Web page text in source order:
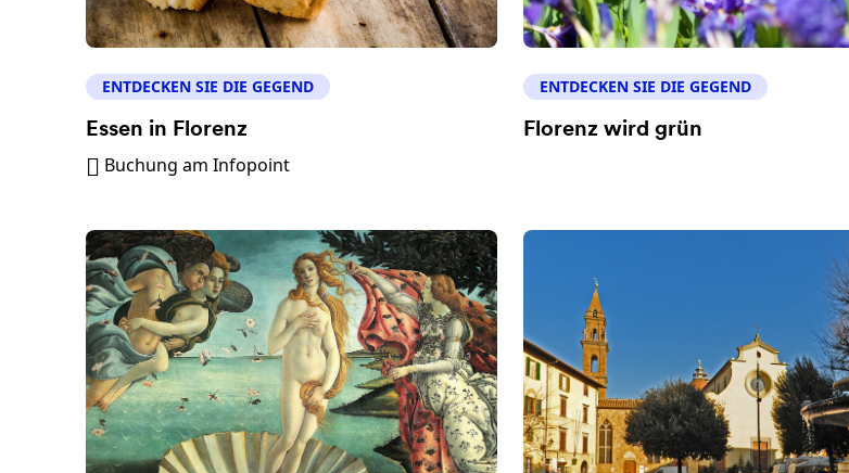
ENTDECKEN SIE DIE GEGEND
Essen in Florenz
Buchung am Infopoint
ENTDECKEN SIE DIE GEGEND
Florenz wird grün